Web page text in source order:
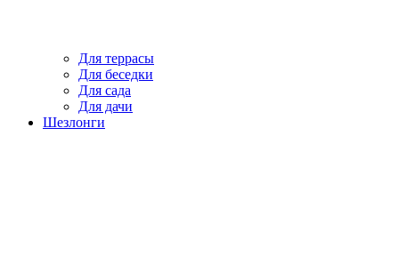
Для террасы
Для беседки
Для сада
Для дачи
Шезлонги